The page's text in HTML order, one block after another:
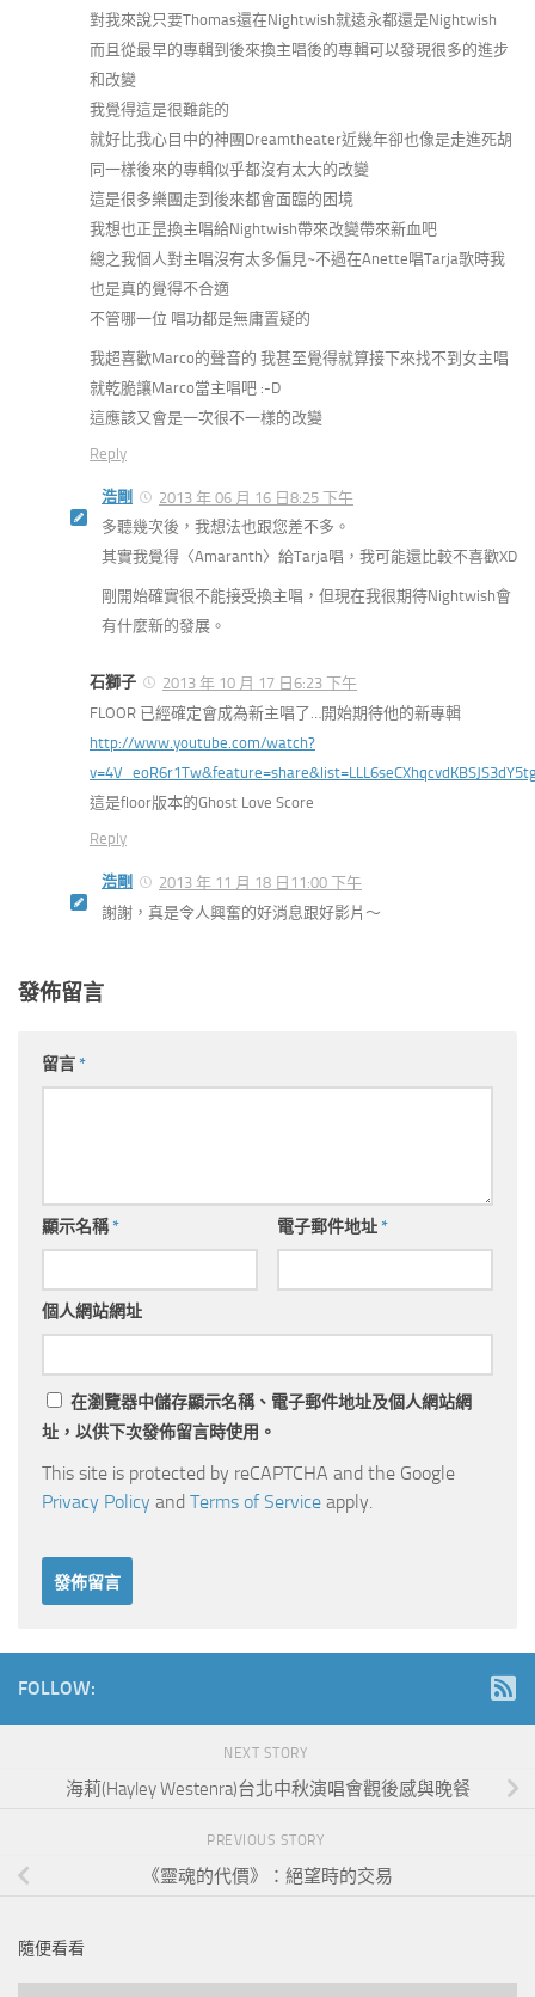
對我來說只要Thomas還在Nightwish就遠永都還是Nightwish
而且從最早的專輯到後來換主唱後的專輯可以發現很多的進步
和改變
我覺得這是很難能的
就好比我心目中的神團Dreamtheater近幾年卻也像是走進死胡
同一樣後來的專輯似乎都沒有太大的改變
這是很多樂團走到後來都會面臨的困境
我想也正昰換主唱給Nightwish帶來改變帶來新血吧
總之我個人對主唱沒有太多偏見~不過在Anette唱Tarja歌時我
也是真的覺得不合適
不管哪一位 唱功都是無庸置疑的
我超喜歡Marco的聲音的 我甚至覺得就算接下來找不到女主唱
就乾脆讓Marco當主唱吧 :-D
這應該又會是一次很不一樣的改變
Reply
浩剛
2013 年 06 月 16 日8:25 下午
多聽幾次後，我想法也跟您差不多。
其實我覺得〈Amaranth〉給Tarja唱，我可能還比較不喜歡XD
剛開始確實很不能接受換主唱，但現在我很期待Nightwish會
有什麼新的發展。
石獅子
2013 年 10 月 17 日6:23 下午
FLOOR 已經確定會成為新主唱了…開始期待他的新專輯
http://www.youtube.com/watch?
這是floor版本的Ghost Love Score
Reply
浩剛
2013 年 11 月 18 日11:00 下午
謝謝，真是令人興奮的好消息跟好影片～
發佈留言
留言*
顯示名稱* 電子郵件地址*
個人網站網址
在瀏覽器中儲存顯示名稱、電子郵件地址及個人網站網
址，以供下次發佈留言時使用。
This site is protected by reCAPTCHA and the Google
Privacy Policy and Terms of Service apply.
FOLLOW:
NEXT STORY
海莉(Hayley Westenra)台北中秋演唱會觀後感與晚餐
PREVIOUS STORY
《靈魂的代價》：絕望時的交易
隨便看看